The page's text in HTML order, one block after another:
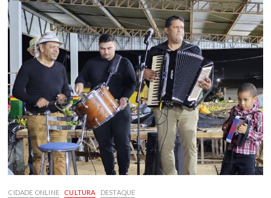
CIDADE ONLINE CULTURA DESTAQUE